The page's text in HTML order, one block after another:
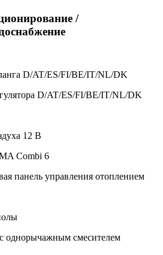
/
D/AT/ES/FI/BE/IT/NL/DK
D/AT/ES/FI/BE/IT/NL/DK
12 В
Combi 6
панель управления отоплением
однорычажным смесителем